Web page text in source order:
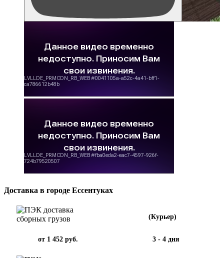
Доставка в городе Ессентуках
(Курьер)
от 1 452 руб. 3 - 4 дня